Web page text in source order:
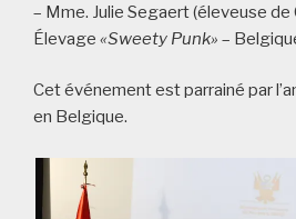
– Mme. Julie Segaert (éleveuse de
Élevage «Sweety Punk» –
Cet événement est parrainé par
en Belgique.